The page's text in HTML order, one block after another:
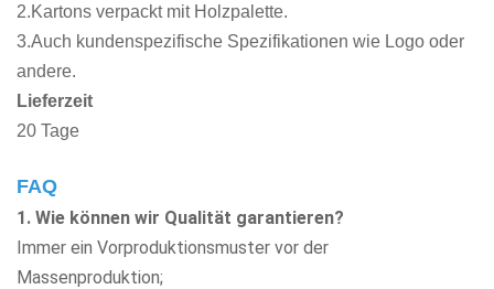
2.Kartons verpackt mit Holzpalette.
3.Auch kundenspezifische Spezifikationen wie Logo oder
andere.
Lieferzeit
20 Tage
FAQ
1. Wie können wir Qualität garantieren?
Immer ein Vorproduktionsmuster vor der
Massenproduktion;